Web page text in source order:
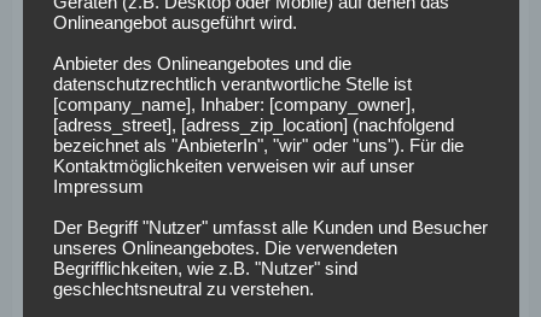
Aufstellungen:
VfL Wolfsburg:Casteels – Verhaegh, Tisserand,
Uduokhai, Itter – Camacho, Arnold – Malli, Didavi, Ntep –
Origi
1. FSV Mainz 05:
Brosinski – S. Serdar, Latza – Öztunali, Fischer – Muto
Fakten zum Spiel:
Onlineangebot ausgeführt wird.
Anbieter des Onlineangebotes und die
datenschutzrechtlich verantwortliche Stelle ist
[company_name], Inhaber: [company_owner],
[adress_street], [adress_zip_location] (nachfolgend
bezeichnet als "AnbieterIn", "wir" oder "uns"). Für die
Kontaktmöglichkeiten verweisen wir auf unser
Impressum
Der Begriff "Nutzer" umfasst alle Kunden und Besucher
unseres Onlineangebotes. Die verwendeten
Begrifflichkeiten, wie z.B. "Nutzer" sind
geschlechtsneutral zu verstehen.